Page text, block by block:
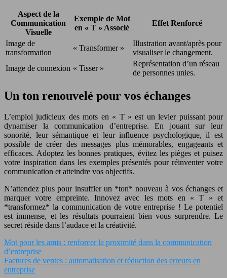
Aspect de la
Communication
Visuelle
Exemple de Mot
en « T » Associé
Effet Renforcé
Image de
transformation
« Transformer »
Illustration avant/après pour
visualiser le changement.
Image de connexion « Tisser »
Représentation d’un réseau
de personnes unies.
Un ton renouvelé pour vos échanges
L’emploi judicieux des mots en « T » est un levier puissant pour
dynamiser la communication d’entreprise. En jouant sur leur
sonorité, leur sémantique et leur influence psychologique, il est
possible de créer des messages plus mémorables, engageants et
efficaces. Adoptez les bonnes pratiques, évitez les pièges et puisez
votre inspiration dans les exemples présentés pour réinventer votre
communication et atteindre vos objectifs.
N’attendez plus pour insuffler un *ton* nouveau à vos échanges et
marquer votre empreinte. Innovez avec les mots en « T » et
*transformez* la communication de votre entreprise ! Le potentiel
est immense, et les résultats pourraient bien vous surprendre. Le
secret réside dans l’audace et la créativité.
Mot pour les amis : renforcer la proximité dans la communication
d’entreprise
Factures de ventes : automatisation et réduction des erreurs en
entreprise